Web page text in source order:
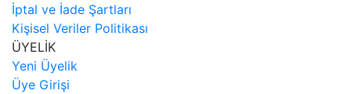
İptal ve İade Şartları
Kişisel Veriler Politikası
ÜYELİK
Yeni Üyelik
Üye Girişi